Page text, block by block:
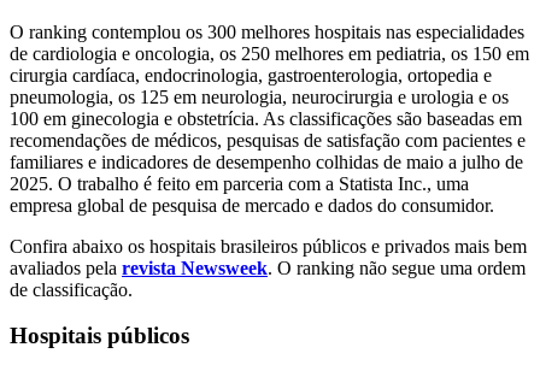
O ranking contemplou os 300 melhores hospitais nas especialidades
de cardiologia e oncologia, os 250 melhores em pediatria, os 150 em
cirurgia cardíaca, endocrinologia, gastroenterologia, ortopedia e
pneumologia, os 125 em neurologia, neurocirurgia e urologia e os
100 em ginecologia e obstetrícia. As classificações são baseadas em
recomendações de médicos, pesquisas de satisfação com pacientes e
familiares e indicadores de desempenho colhidas de maio a julho de
2025. O trabalho é feito em parceria com a Statista Inc., uma
empresa global de pesquisa de mercado e dados do consumidor.
Confira abaixo os hospitais brasileiros públicos e privados mais bem
avaliados pela revista Newsweek. O ranking não segue uma ordem
de classificação.
Hospitais públicos